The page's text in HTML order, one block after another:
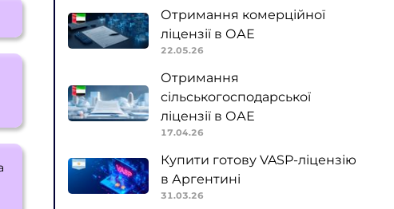
Отримання комерційної
ліцензії в ОАЕ
22.05.26
Отримання
сільськогосподарської
ліцензії в ОАЕ
17.04.26
Купити готову VASP-ліцензію
в Аргентині
31.03.26